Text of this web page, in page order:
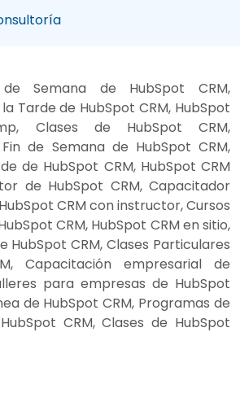
Semana de HubSpot CRM,
Tarde de HubSpot CRM, HubSpot
Clases de HubSpot CRM,
de Semana de HubSpot CRM,
de HubSpot CRM, HubSpot CRM
de HubSpot CRM, Capacitador
CRM con instructor, Cursos
CRM, HubSpot CRM en sitio,
HubSpot CRM, Clases Particulares
Capacitación empresarial de
para empresas de HubSpot
de HubSpot CRM, Programas de
CRM, Clases de HubSpot